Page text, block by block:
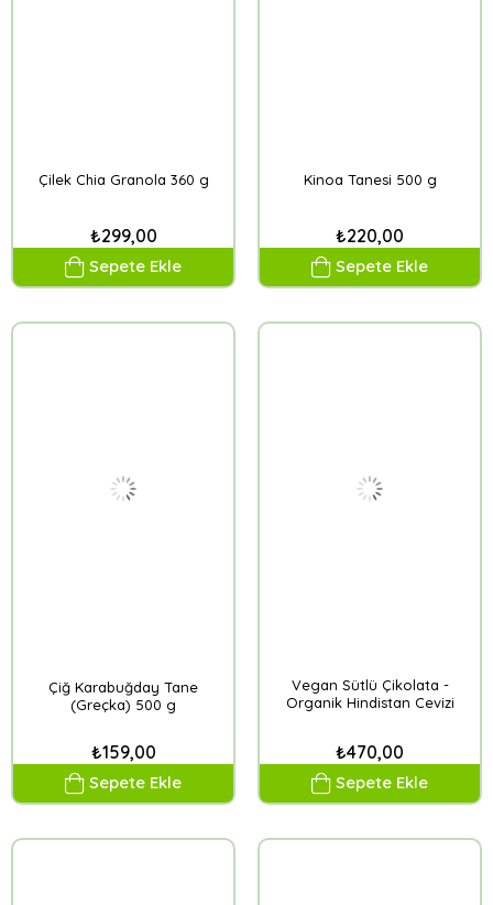
Çilek Chia Granola 360 g
₺299,00
Sepete Ekle
Kinoa Tanesi 500 g
₺220,00
Sepete Ekle
Çiğ Karabuğday Tane
(Greçka) 500 g
₺159,00
Sepete Ekle
Vegan Sütlü Çikolata -
Organik Hindistan Cevizi
₺470,00
Sepete Ekle